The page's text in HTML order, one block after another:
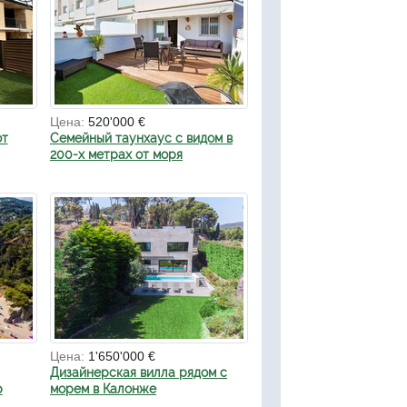
Цена: 520'000 €
Семейный таунхаус с видом в
200-х метрах от моря
Цена: 1'650'000 €
Дизайнерская вилла рядом с
морем в Калонже